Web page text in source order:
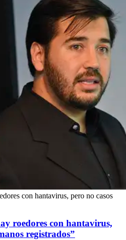
con hantavirus, pero no casos
roedores con hantavirus,
registrados”